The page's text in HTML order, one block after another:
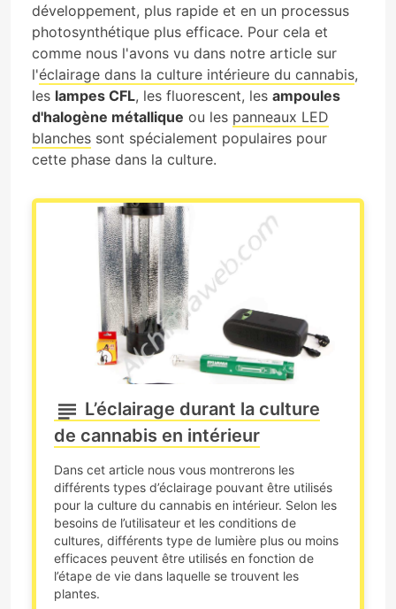
développement, plus rapide et en un processus
photosynthétique plus efficace. Pour cela et
comme nous l'avons vu dans notre article sur
l'éclairage dans la culture intérieure du cannabis,
les lampes CFL, les fluorescent, les ampoules
d'halogène métallique ou les panneaux LED
blanches sont spécialement populaires pour
cette phase dans la culture.
L’éclairage durant la culture
de cannabis en intérieur
Dans cet article nous vous montrerons les
différents types d’éclairage pouvant être utilisés
pour la culture du cannabis en intérieur. Selon les
besoins de l’utilisateur et les conditions de
cultures, différents type de lumière plus ou moins
efficaces peuvent être utilisés en fonction de
l’étape de vie dans laquelle se trouvent les
plantes.